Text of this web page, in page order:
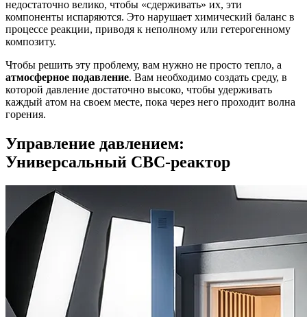
недостаточно велико, чтобы «сдерживать» их, эти
компоненты испаряются. Это нарушает химический баланс в
процессе реакции, приводя к неполному или гетерогенному
композиту.
Чтобы решить эту проблему, вам нужно не просто тепло, а
атмосферное подавление. Вам необходимо создать среду, в
которой давление достаточно высоко, чтобы удерживать
каждый атом на своем месте, пока через него проходит волна
горения.
Управление давлением:
Универсальный СВС-реактор